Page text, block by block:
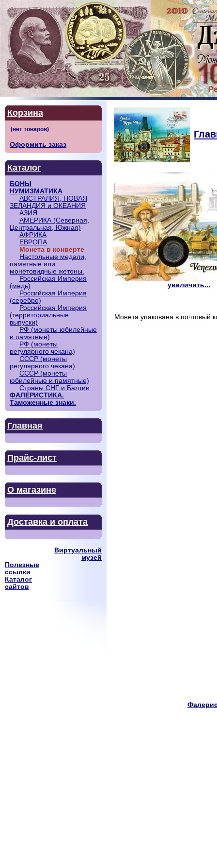
Корзина
Оформить заказ
Каталог
БОНЫ
НУМИЗМАТИКА
АВСТРАЛИЯ, НОВАЯ
ЗЕЛАНДИЯ и ОКЕАНИЯ
АЗИЯ
АМЕРИКА (Северная,
Центральная, Южная)
АФРИКА
ЕВРОПА
Монета в конверте
Настольные медали,
памятные или
монетовидные жетоны.
Российская Империя
(медь)
Российская Империя
(серебро)
Российская Империя
(территориальные
выпуски)
РФ (монеты юбилейные
и памятные)
РФ (монеты
регулярного чекана)
СССР (монеты
регулярного чекана)
СССР (монеты
юбилейные и памятные)
Страны СНГ и Балтии
ФАЛЕРИСТИКА.
Таможенные знаки.
Главная
Прайс-лист
О магазине
Доставка и оплата
Виртуальный
музей
Полезные
ссылки
Каталог
сайтов
увеличить...
Монета упакована в почтовый